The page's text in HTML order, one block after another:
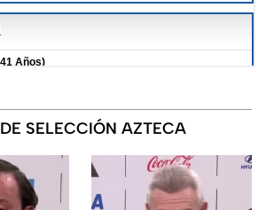
SELECCIÓN AZTECA